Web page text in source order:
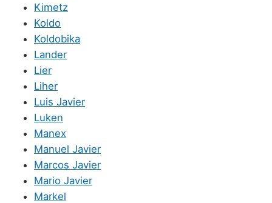
Kimetz
Koldo
Koldobika
Lander
Lier
Liher
Luis Javier
Luken
Manex
Manuel Javier
Marcos Javier
Mario Javier
Markel